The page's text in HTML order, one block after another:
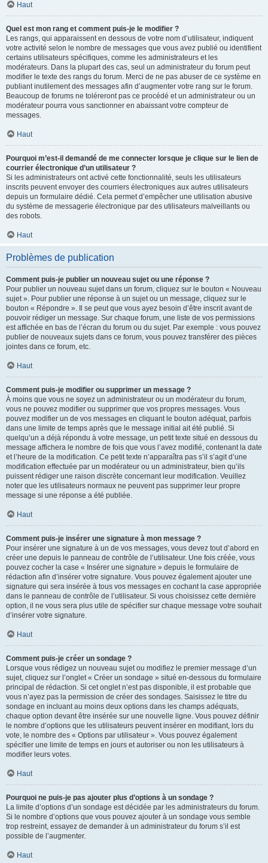
Haut
Quel est mon rang et comment puis-je le modifier ?
Les rangs, qui apparaissent en dessous de votre nom d’utilisateur, indiquent
votre activité selon le nombre de messages que vous avez publié ou identifient
certains utilisateurs spécifiques, comme les administrateurs et les
modérateurs. Dans la plupart des cas, seul un administrateur du forum peut
modifier le texte des rangs du forum. Merci de ne pas abuser de ce système en
publiant inutilement des messages afin d’augmenter votre rang sur le forum.
Beaucoup de forums ne toléreront pas ce procédé et un administrateur ou un
modérateur pourra vous sanctionner en abaissant votre compteur de
messages.
Haut
Pourquoi m’est-il demandé de me connecter lorsque je clique sur le lien de
courrier électronique d’un utilisateur ?
Si les administrateurs ont activé cette fonctionnalité, seuls les utilisateurs
inscrits peuvent envoyer des courriers électroniques aux autres utilisateurs
depuis un formulaire dédié. Cela permet d’empêcher une utilisation abusive
du système de messagerie électronique par des utilisateurs malveillants ou
des robots.
Haut
Problèmes de publication
Comment puis-je publier un nouveau sujet ou une réponse ?
Pour publier un nouveau sujet dans un forum, cliquez sur le bouton « Nouveau
sujet ». Pour publier une réponse à un sujet ou un message, cliquez sur le
bouton « Répondre ». Il se peut que vous ayez besoin d’être inscrit avant de
pouvoir rédiger un message. Sur chaque forum, une liste de vos permissions
est affichée en bas de l’écran du forum ou du sujet. Par exemple : vous pouvez
publier de nouveaux sujets dans ce forum, vous pouvez transférer des pièces
jointes dans ce forum, etc.
Haut
Comment puis-je modifier ou supprimer un message ?
À moins que vous ne soyez un administrateur ou un modérateur du forum,
vous ne pouvez modifier ou supprimer que vos propres messages. Vous
pouvez modifier un de vos messages en cliquant le bouton adéquat, parfois
dans une limite de temps après que le message initial ait été publié. Si
quelqu’un a déjà répondu à votre message, un petit texte situé en dessous du
message affichera le nombre de fois que vous l’avez modifié, contenant la date
et l’heure de la modification. Ce petit texte n’apparaîtra pas s’il s’agit d’une
modification effectuée par un modérateur ou un administrateur, bien qu’ils
puissent rédiger une raison discrète concernant leur modification. Veuillez
noter que les utilisateurs normaux ne peuvent pas supprimer leur propre
message si une réponse a été publiée.
Haut
Comment puis-je insérer une signature à mon message ?
Pour insérer une signature à un de vos messages, vous devez tout d’abord en
créer une depuis le panneau de contrôle de l’utilisateur. Une fois créée, vous
pouvez cocher la case « Insérer une signature » depuis le formulaire de
rédaction afin d’insérer votre signature. Vous pouvez également ajouter une
signature qui sera insérée à tous vos messages en cochant la case appropriée
dans le panneau de contrôle de l’utilisateur. Si vous choisissez cette dernière
option, il ne vous sera plus utile de spécifier sur chaque message votre souhait
d’insérer votre signature.
Haut
Comment puis-je créer un sondage ?
Lorsque vous rédigez un nouveau sujet ou modifiez le premier message d’un
sujet, cliquez sur l’onglet « Créer un sondage » situé en-dessous du formulaire
principal de rédaction. Si cet onglet n’est pas disponible, il est probable que
vous n’ayez pas la permission de créer des sondages. Saisissez le titre du
sondage en incluant au moins deux options dans les champs adéquats,
chaque option devant être insérée sur une nouvelle ligne. Vous pouvez définir
le nombre d’options que les utilisateurs peuvent insérer en modifiant, lors du
vote, le nombre des « Options par utilisateur ». Vous pouvez également
spécifier une limite de temps en jours et autoriser ou non les utilisateurs à
modifier leurs votes.
Haut
Pourquoi ne puis-je pas ajouter plus d’options à un sondage ?
La limite d’options d’un sondage est décidée par les administrateurs du forum.
Si le nombre d’options que vous pouvez ajouter à un sondage vous semble
trop restreint, essayez de demander à un administrateur du forum s’il est
possible de l’augmenter.
Haut